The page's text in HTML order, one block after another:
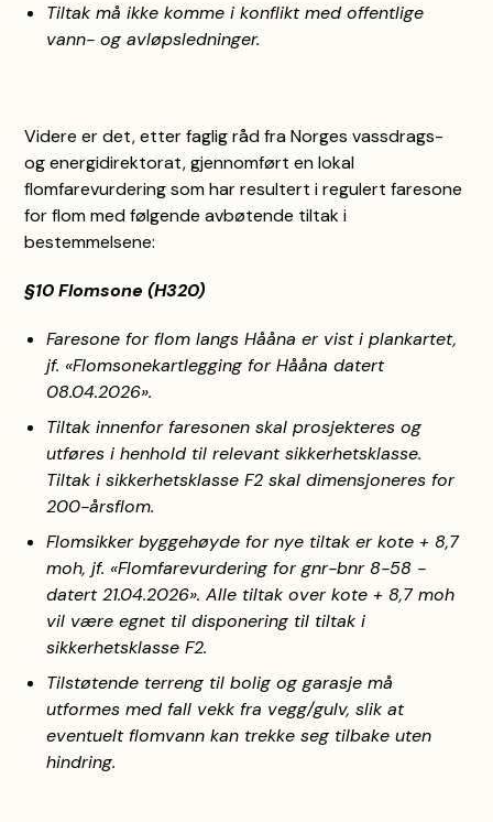
Tiltak må ikke komme i konflikt med offentlige
vann- og avløpsledninger.
Videre er det, etter faglig råd fra Norges vassdrags-
og energidirektorat, gjennomført en lokal
flomfarevurdering som har resultert i regulert faresone
for flom med følgende avbøtende tiltak i
bestemmelsene:
§10 Flomsone (H320)
Faresone for flom langs Hååna er vist i plankartet,
jf. «Flomsonekartlegging for Hååna datert
08.04.2026».
Tiltak innenfor faresonen skal prosjekteres og
utføres i henhold til relevant sikkerhetsklasse.
Tiltak i sikkerhetsklasse F2 skal dimensjoneres for
200-årsflom.
Flomsikker byggehøyde for nye tiltak er kote + 8,7
moh, jf. «Flomfarevurdering for gnr-bnr 8-58 -
datert 21.04.2026». Alle tiltak over kote + 8,7 moh
vil være egnet til disponering til tiltak i
sikkerhetsklasse F2.
Tilstøtende terreng til bolig og garasje må
utformes med fall vekk fra vegg/gulv, slik at
eventuelt flomvann kan trekke seg tilbake uten
hindring.